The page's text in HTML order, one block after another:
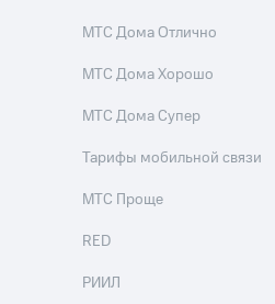
МТС Дома Отлично
МТС Дома Хорошо
МТС Дома Супер
Тарифы мобильной связи
МТС Проще
RED
РИИЛ